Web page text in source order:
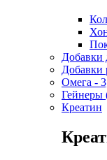
Добавки
Добавки
Омега -
Гейнеры
Креатин